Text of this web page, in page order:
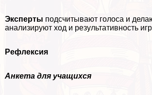
Эксперты подсчитывают голоса и
анализируют ход и результативность
Рефлексия
Анкета для учащихся